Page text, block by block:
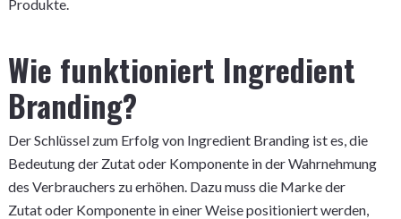
Produkte.
Wie funktioniert Ingredient
Branding?
Der Schlüssel zum Erfolg von Ingredient Branding ist es, die
Bedeutung der Zutat oder Komponente in der Wahrnehmung
des Verbrauchers zu erhöhen. Dazu muss die Marke der
Zutat oder Komponente in einer Weise positioniert werden,